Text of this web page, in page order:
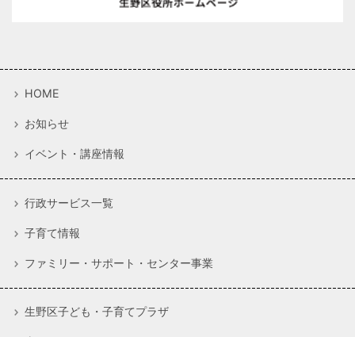
HOME
お知らせ
イベント・講座情報
行政サービス一覧
子育て情報
ファミリー・サポート・センター事業
生野区子ども・子育てプラザ